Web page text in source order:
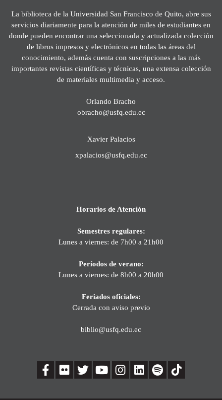
La biblioteca de la Universidad San Francisco de Quito, abre sus
servicios diariamente para la atención de miles de estudiantes en
donde pueden encontrar una seleccionada y actualizada colección
de libros impresos y electrónicos en todas las áreas del
conocimiento, además cuenta con suscripciones a las más
importantes revistas científicas y técnicas, una extensa colección
de materiales multimedia y acceso.
Orlando Bracho
obracho@usfq.edu.ec
Xavier Palacios
xpalacios@usfq.edu.ec
Horarios de Atención
Semestres regulares:
Lunes a viernes: de 7h00 a 21h00
Períodos de verano:
Lunes a viernes: de 8h00 a 20h00
Feriados oficiales:
Cerrada con aviso previo
biblio@usfq.edu.ec